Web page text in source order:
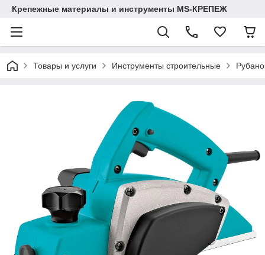
Крепежные материалы и инструменты MS-КРЕПЕЖ
Товары и услуги Инструменты строительные